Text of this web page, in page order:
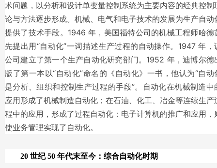
术问题，以分析和设计单变量控制系统为主要内容的经典控制
论与方法逐步形成。机械、电气和电子技术的发展为生产自动
提供了技术手段。1946 年，美国福特公司的机械工程师哈德
先提出用“自动化”一词描述生产过程的自动操作。1947 年，
公司建立了第一个生产自动化研究部门。1952 年，迪博尔德
版了第一本以“自动化”命名的《自动化》一书，他认为“自动
是分析、组织和控制生产过程的手段”。自动化在机械制造中
应用形成了机械制造自动化；在石油、化工、冶金等连续生产
程中的应用，形成了过程自动化；电子计算机的推广和应用，
使业务管理实现了自动化。
20 世纪 50 年代末至今：综合自动化时期